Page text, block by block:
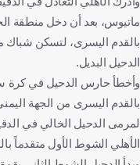
ماتيوس، بعد أن دخل منطقة
بالقدم اليسرى، لتسكن
الدحيل البديل.
وأخطأ حارس الدحيل في كرة
بالقدم اليسرى من الجهة
لمرمى الدحيل الخالي في
الأهلي الشوط الأول متقدماً